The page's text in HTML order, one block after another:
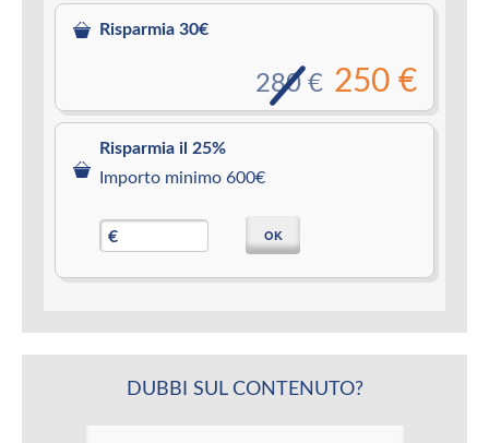
Risparmia 30€
250 €
280 €
Risparmia il 25%
Importo minimo 600€
€ OK
DUBBI SUL CONTENUTO?